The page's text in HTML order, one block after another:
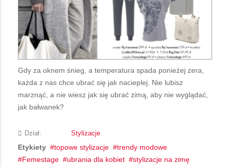
Gdy za oknem śnieg, a temperatura spada ponieżej zera,
każda z nas chce ubrać się jak nacieplej. Nie lubisz
marznąć, a nie wiesz jak się ubrać zimą, aby nie wyglądać,
jak bałwanek?
Dział: Stylizacje
Etykiety topowe stylizacje
trendy modowe
Femestage
ubrania dla kobiet
stylizacje na zimę